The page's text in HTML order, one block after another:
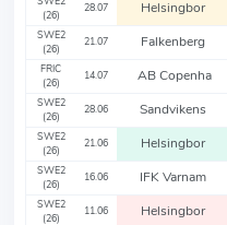
(26)
28.07 Helsingbor
SWE2
(26)
21.07 Falkenberg
FRIC
(26)
14.07 AB Copenha
SWE2
(26)
28.06 Sandvikens
SWE2
(26)
21.06 Helsingbor
SWE2
(26)
16.06 IFK Varnam
SWE2
(26)
11.06 Helsingbor